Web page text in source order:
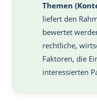
Themen
liefert den
bewertet
rechtliche,
Faktoren, die
interessierten